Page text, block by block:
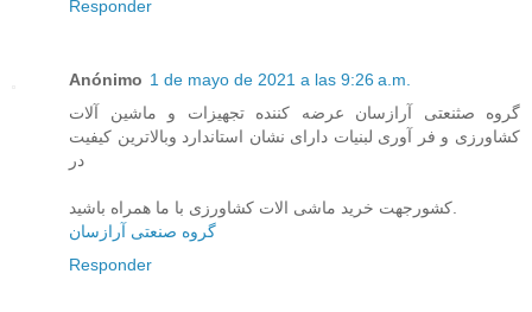
Responder
Anónimo 1 de mayo de 2021 a las 9:26 a.m.
گروه صثنعتی آرازسان عرضه کننده تجهیزات و ماشین آلات
کشاورزی و فر آوری لبنیات دارای نشان استاندارد وبالاترین کیفیت
در
گروه صنعتی آرازسان
Responder